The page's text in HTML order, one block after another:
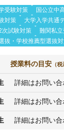
受験対策
国公立中
対策
大学入学共通
次試験対策
難関私
抜・学校推薦型選抜
授業料の目安 （税
詳細はお問い
詳細はお問い
詳細はお問い